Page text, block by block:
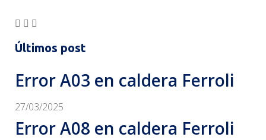
Últimos post
Error A03 en caldera Ferroli
27/03/2025
Error A08 en caldera Ferroli